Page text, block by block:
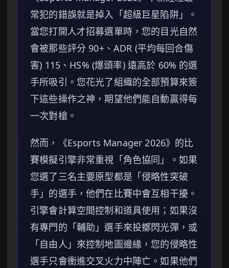
常犯的錯誤就是掉入「超級巨星陷阱」。
當您打開人才招募選單時，您的目光自然
會被那些評分 90+、ADR (平均每回合傷
害) 115、HS% (爆頭率) 遠高於 60% 的選
手所吸引。您花光了組織的全部預算來簽
下這些操作之神，期望他們能自動贏得每
一次對槍。
然而，《Esports Manager 2026》的比
賽模擬引擎非常重視「角色協同」。如果
您選了三名主要原型都是「侵略性突破
手」的選手，他們在比賽中會互相干擾。
引擎會計算空間控制和道具使用；如果沒
有專門的「輔助」選手來投擲閃光彈，或
「自由人」來控制地圖邊緣，您的侵略性
選手只會衝進交叉火力中陣亡。如果他們